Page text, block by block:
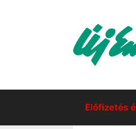
Előfizetés